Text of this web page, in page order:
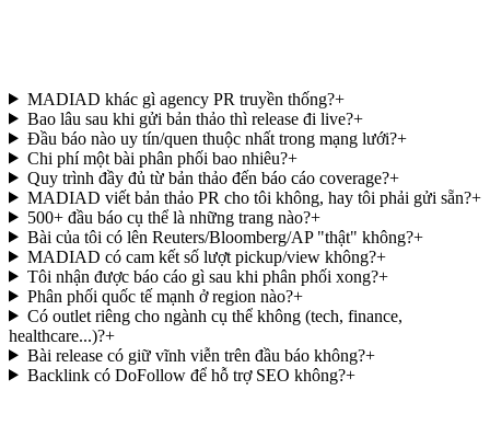
MADIAD khác gì agency PR truyền thống?+
Bao lâu sau khi gửi bản thảo thì release đi live?+
Đầu báo nào uy tín/quen thuộc nhất trong mạng lưới?+
Chi phí một bài phân phối bao nhiêu?+
Quy trình đầy đủ từ bản thảo đến báo cáo coverage?+
MADIAD viết bản thảo PR cho tôi không, hay tôi phải gửi sẵn?+
500+ đầu báo cụ thể là những trang nào?+
Bài của tôi có lên Reuters/Bloomberg/AP "thật" không?+
MADIAD có cam kết số lượt pickup/view không?+
Tôi nhận được báo cáo gì sau khi phân phối xong?+
Phân phối quốc tế mạnh ở region nào?+
Có outlet riêng cho ngành cụ thể không (tech, finance,
healthcare...)?+
Bài release có giữ vĩnh viễn trên đầu báo không?+
Backlink có DoFollow để hỗ trợ SEO không?+